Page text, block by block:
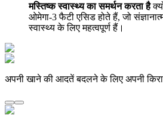
मस्तिष्क स्वास्थ्य का समर्थन करता है
ओमेगा-3 फैटी एसिड होते हैं, जो
स्वास्थ्य के लिए महत्वपूर्ण हैं।
अपनी खाने की आदतें बदलने के लिए अपनी